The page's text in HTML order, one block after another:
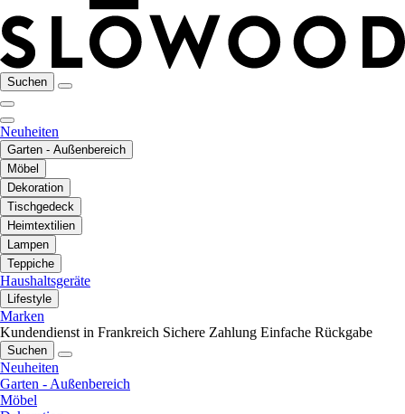
Suchen
Neuheiten
Garten - Außenbereich
Möbel
Dekoration
Tischgedeck
Heimtextilien
Lampen
Teppiche
Haushaltsgeräte
Lifestyle
Marken
Kundendienst in Frankreich Sichere Zahlung Einfache Rückgabe
Suchen
Neuheiten
Garten - Außenbereich
Möbel